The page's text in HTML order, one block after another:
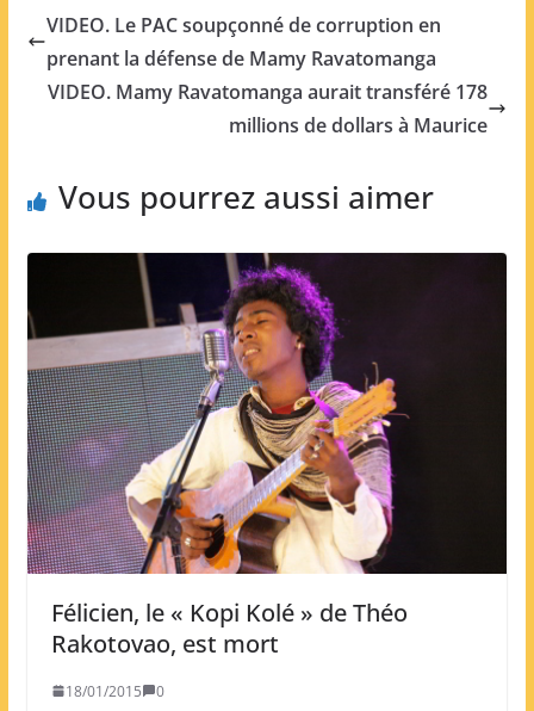
VIDEO. Le PAC soupçonné de corruption en
prenant la défense de Mamy Ravatomanga
VIDEO. Mamy Ravatomanga aurait transféré 178
millions de dollars à Maurice
Vous pourrez aussi aimer
Félicien, le « Kopi Kolé » de Théo
Rakotovao, est mort
18/01/2015 0